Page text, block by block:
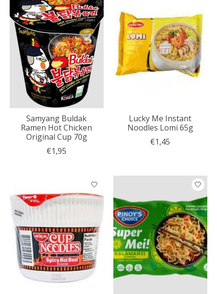
Samyang Buldak
Ramen Hot Chicken
Original Cup 70g
€1,95
Lucky Me Instant
Noodles Lomi 65g
€1,45